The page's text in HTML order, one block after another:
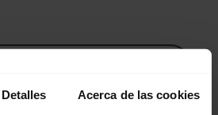
Detalles Acerca de las cookies